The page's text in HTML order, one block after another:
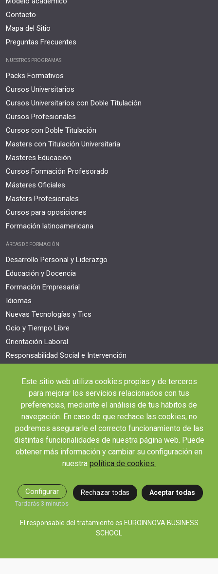
Contacto
Mapa del Sitio
Preguntas Frecuentes
NUESTROS PROGRAMAS
Packs Formativos
Cursos Universitarios
Cursos Universitarios con Doble Titulación
Cursos Profesionales
Cursos con Doble Titulación
Masters con Titulación Universitaria
Masteres Educación
Cursos Formación Profesorado
Másteres Oficiales
Masters Profesionales
Cursos para oposiciones
Formación latinoamericana
ÁREAS DE FORMACIÓN
Desarrollo Personal y Liderazgo
Educación y Docencia
Formación Empresarial
Idiomas
Nuevas Tecnologías y Tics
Ocio y Tiempo Libre
Orientación Laboral
Responsabilidad Social e Intervención
Webinars y podcast
Revista Innovación Educativa
Contexto Educativo
Desistir contrato aquí
Este sitio web utiliza cookies propias y de terceros
para mejorar los servicios relacionados con tus
preferencias, mediante el análisis de tus hábitos de
navegación. En caso de que rechace las cookies, no
podremos asegurarle el correcto funcionamiento de las
distintas funcionalidades de nuestra página web. Puede
obtener más información y cambiar su configuración en
nuestra política de cookies.
Configurar
Tardarás 3 minutos
Rechazar todas Aceptar todas
El responsable del tratamiento es EUROINNOVA BUSINESS
SCHOOL